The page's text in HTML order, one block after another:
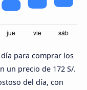
para comprar los
un precio de 172 S/.
del día, con